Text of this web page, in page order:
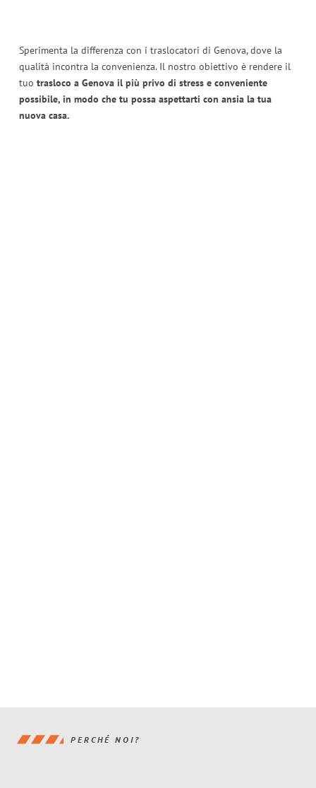
Sperimenta la differenza con i traslocatori di Genova, dove la
qualità incontra la convenienza. Il nostro obiettivo è rendere il
tuo trasloco a Genova il più privo di stress e conveniente
possibile, in modo che tu possa aspettarti con ansia la tua
nuova casa.
PERCHÉ NOI?